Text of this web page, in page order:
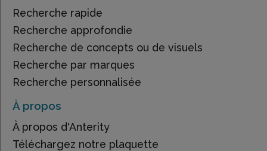
Recherche rapide
Recherche approfondie
Recherche de concepts ou de visuels
Recherche par marques
Recherche personnalisée
À propos
À propos d'Anterity
Téléchargez notre plaquette